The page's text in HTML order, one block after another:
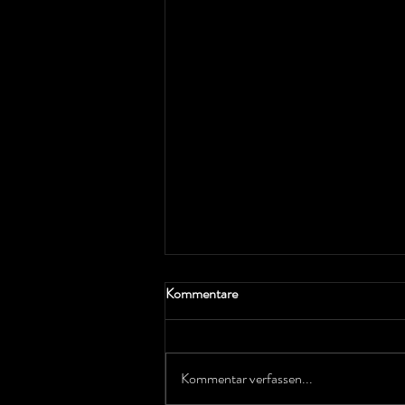
Summertime
Kommentare
Kommentar verfassen...